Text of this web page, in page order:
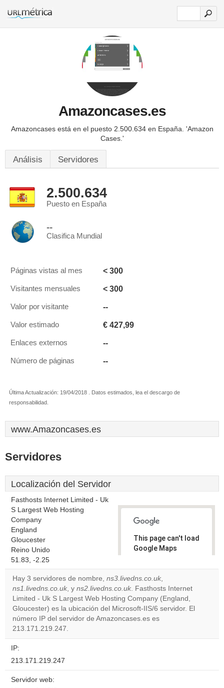
Amazoncases.es
Amazoncases está en el puesto 2.500.634 en España. 'Amazon
Cases.'
Análisis Servidores
2.500.634
Puesto en España
--
Clasifica Mundial
Páginas vistas al mes < 300
Visitantes mensuales < 300
Valor por visitante --
Valor estimado € 427,99
Enlaces externos --
Número de páginas --
Última Actualización: 19/04/2018 . Datos estimados, lea el descargo de
responsabilidad.
www.Amazoncases.es
Servidores
Localización del Servidor
Fasthosts Internet Limited - Uk
S Largest Web Hosting
Company
England
Gloucester
Reino Unido
51.83, -2.25
This page can't load
Google Maps
Do you
own this
website?
OK
Hay 3 servidores de nombre, ns3.livedns.co.uk,
ns1.livedns.co.uk, y ns2.livedns.co.uk. Fasthosts Internet
Limited - Uk S Largest Web Hosting Company (England,
Gloucester) es la ubicación del Microsoft-IIS/6 servidor. El
número IP del servidor de Amazoncases.es es
213.171.219.247.
IP:
213.171.219.247
Servidor web: